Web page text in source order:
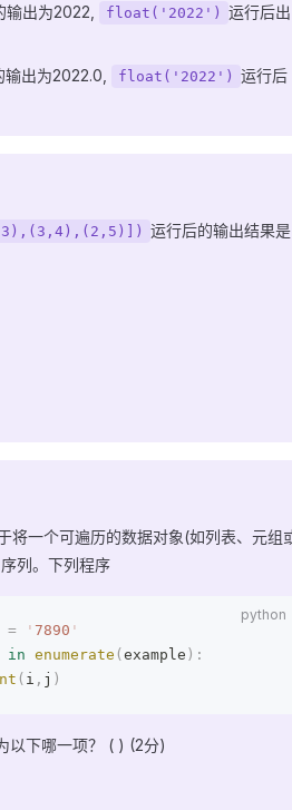
输出为2022, float('2022') 运行后出
输出为2022.0, float('2022') 运行后
运行后的输出结果是
将一个可遍历的数据对象(如列表、元组
列。下列程序
= ' 7890 '
in enumerate ( example ):
( i , j )
以下哪一项？ ( ) (2分)